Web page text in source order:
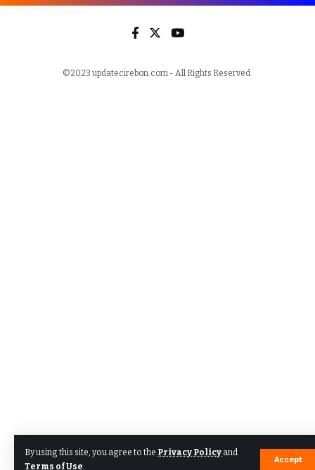
By using this site, you agree to the Privacy Policy and
Terms of Use.
Accept
©2023 updatecirebon.com - All Rights Reserved.